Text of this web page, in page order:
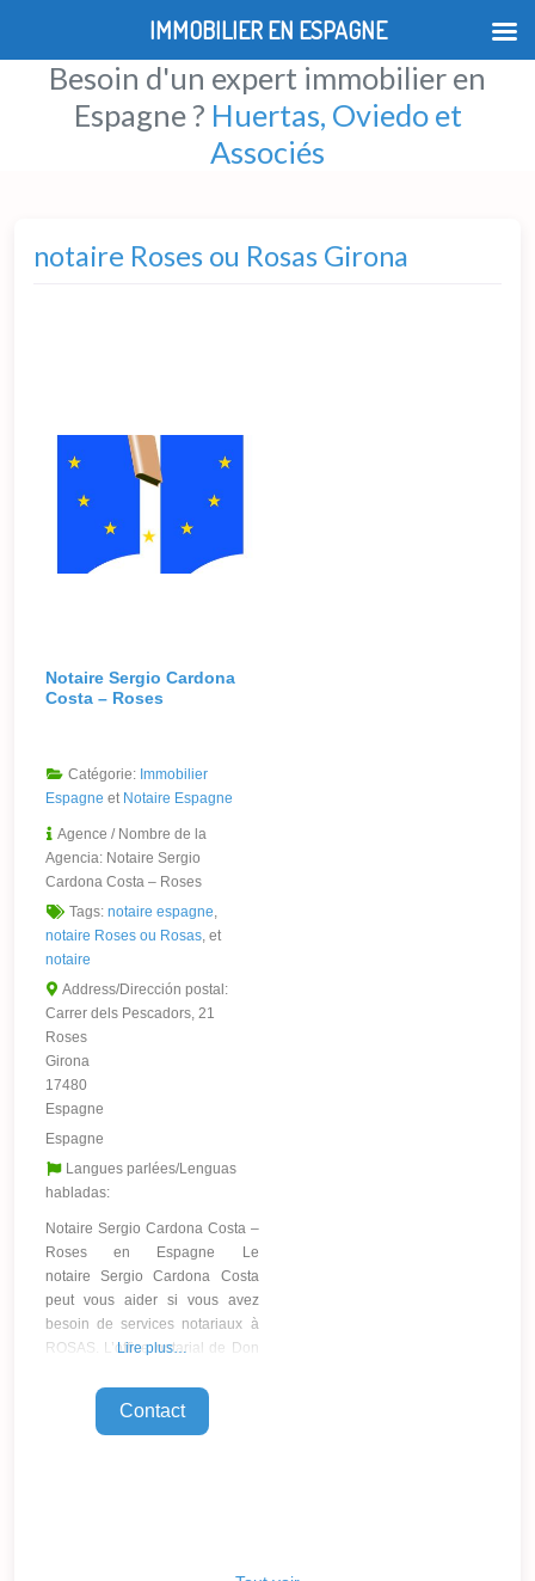
Besoin d'un expert immobilier en
Espagne ? Huertas, Oviedo et
Associés
notaire Roses ou Rosas Girona
Notaire Sergio Cardona
Costa – Roses
Catégorie: Immobilier
Espagne et Notaire Espagne
Agence / Nombre de la
Agencia: Notaire Sergio
Cardona Costa – Roses
Tags: notaire espagne,
notaire Roses ou Rosas, et
notaire
Address/Dirección postal:
Carrer dels Pescadors, 21
Roses
Girona
17480
Espagne
Espagne
Langues parlées/Lenguas
habladas:
Notaire Sergio Cardona Costa –
Roses en Espagne Le
notaire Sergio Cardona Costa
peut vous aider si vous avez
besoin de services notariaux à
ROSAS. L’office notarial de Don
dans la ville de Roses et fournit
des services notariaux dans le
Lire plus…
Contact
IMMOBILIER EN ESPAGNE